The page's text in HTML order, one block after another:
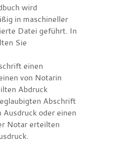
wird
in maschineller
Datei geführt. In
Sie
einen
von Notarin
en Abdruck
Abschrift
Ausdruck oder einen
Notar erteilten